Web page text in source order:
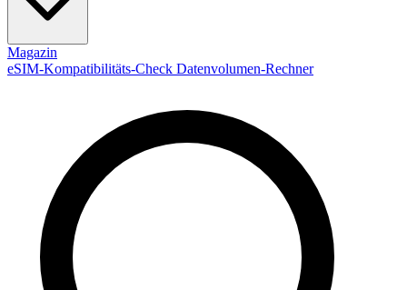
Magazin
eSIM-Kompatibilitäts-Check Datenvolumen-Rechner